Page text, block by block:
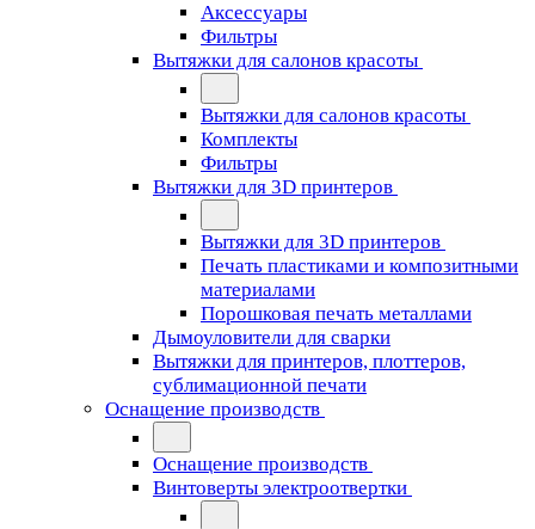
Аксессуары
Фильтры
Вытяжки для салонов красоты
Вытяжки для салонов красоты
Комплекты
Фильтры
Вытяжки для 3D принтеров
Вытяжки для 3D принтеров
Печать пластиками и композитными
материалами
Порошковая печать металлами
Дымоуловители для сварки
Вытяжки для принтеров, плоттеров,
сублимационной печати
Оснащение производств
Оснащение производств
Винтоверты электроотвертки